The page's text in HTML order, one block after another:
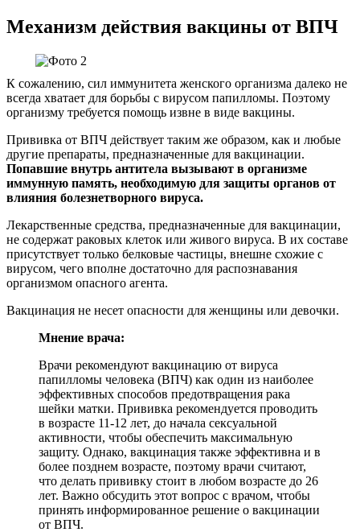
Механизм действия вакцины от ВПЧ
К сожалению, сил иммунитета женского организма далеко не
всегда хватает для борьбы с вирусом папилломы. Поэтому
организму требуется помощь извне в виде вакцины.
Прививка от ВПЧ действует таким же образом, как и любые
другие препараты, предназначенные для вакцинации.
Попавшие внутрь антитела вызывают в организме
иммунную память, необходимую для защиты органов от
влияния болезнетворного вируса.
Лекарственные средства, предназначенные для вакцинации,
не содержат раковых клеток или живого вируса. В их составе
присутствует только белковые частицы, внешне схожие с
вирусом, чего вполне достаточно для распознавания
организмом опасного агента.
Вакцинация не несет опасности для женщины или девочки.
Мнение врача:
Врачи рекомендуют вакцинацию от вируса
папилломы человека (ВПЧ) как один из наиболее
эффективных способов предотвращения рака
шейки матки. Прививка рекомендуется проводить
в возрасте 11-12 лет, до начала сексуальной
активности, чтобы обеспечить максимальную
защиту. Однако, вакцинация также эффективна и в
более позднем возрасте, поэтому врачи считают,
что делать прививку стоит в любом возрасте до 26
лет. Важно обсудить этот вопрос с врачом, чтобы
принять информированное решение о вакцинации
от ВПЧ.